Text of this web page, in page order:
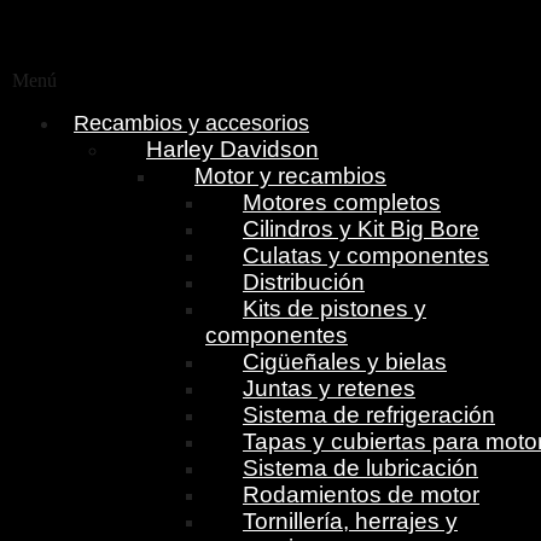
Menú
Recambios y accesorios
Harley Davidson
Motor y recambios
Motores completos
Cilindros y Kit Big Bore
Culatas y componentes
Distribución
Kits de pistones y
componentes
Cigüeñales y bielas
Juntas y retenes
Sistema de refrigeración
Tapas y cubiertas para
Sistema de lubricación
Rodamientos de motor
Tornillería, herrajes y